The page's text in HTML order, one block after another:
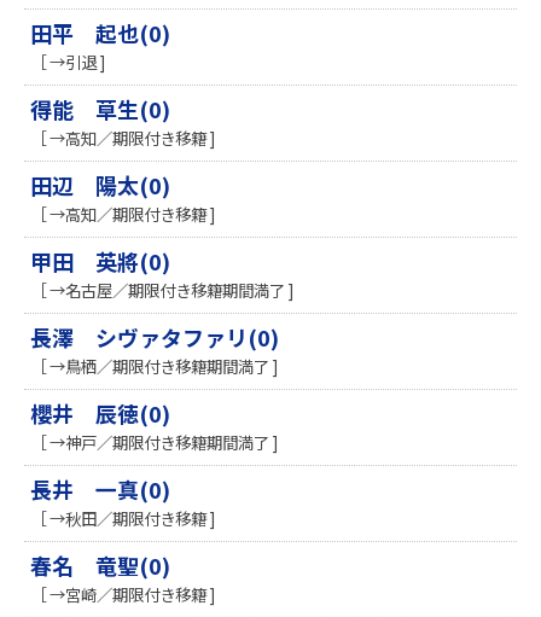
田平 起也(0)
［ →引退 ]
得能 草生(0)
［ →高知／期限付き移籍 ]
田辺 陽太(0)
［ →高知／期限付き移籍 ]
甲田 英將(0)
［ →名古屋／期限付き移籍期間満了 ]
長澤 シヴァタファリ(0)
［ →鳥栖／期限付き移籍期間満了 ]
櫻井 辰徳(0)
［ →神戸／期限付き移籍期間満了 ]
長井 一真(0)
［ →秋田／期限付き移籍 ]
春名 竜聖(0)
［ →宮崎／期限付き移籍 ]